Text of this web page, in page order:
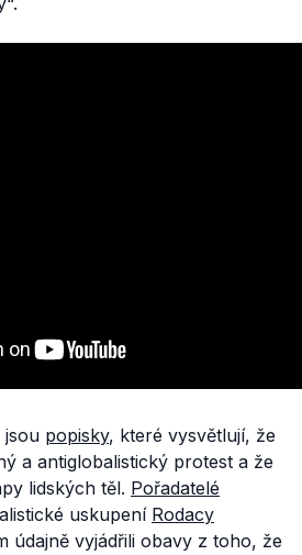
jsou popisky, které vysvětlují, že
a antiglobalistický protest a že
lidských těl. Pořadatelé
uskupení Rodacy
údajně vyjádřili obavy z toho, že